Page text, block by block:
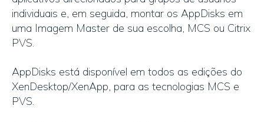
individuais e, em seguida, montar os AppDisks em
uma Imagem Master de sua escolha, MCS ou Citrix
PVS.
AppDisks está disponível em todos as edições do
XenDesktop/XenApp, para as tecnologias MCS e
PVS.